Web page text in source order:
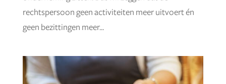
rechtspersoon geen activiteiten meer uitvoert én
geen bezittingen meer...